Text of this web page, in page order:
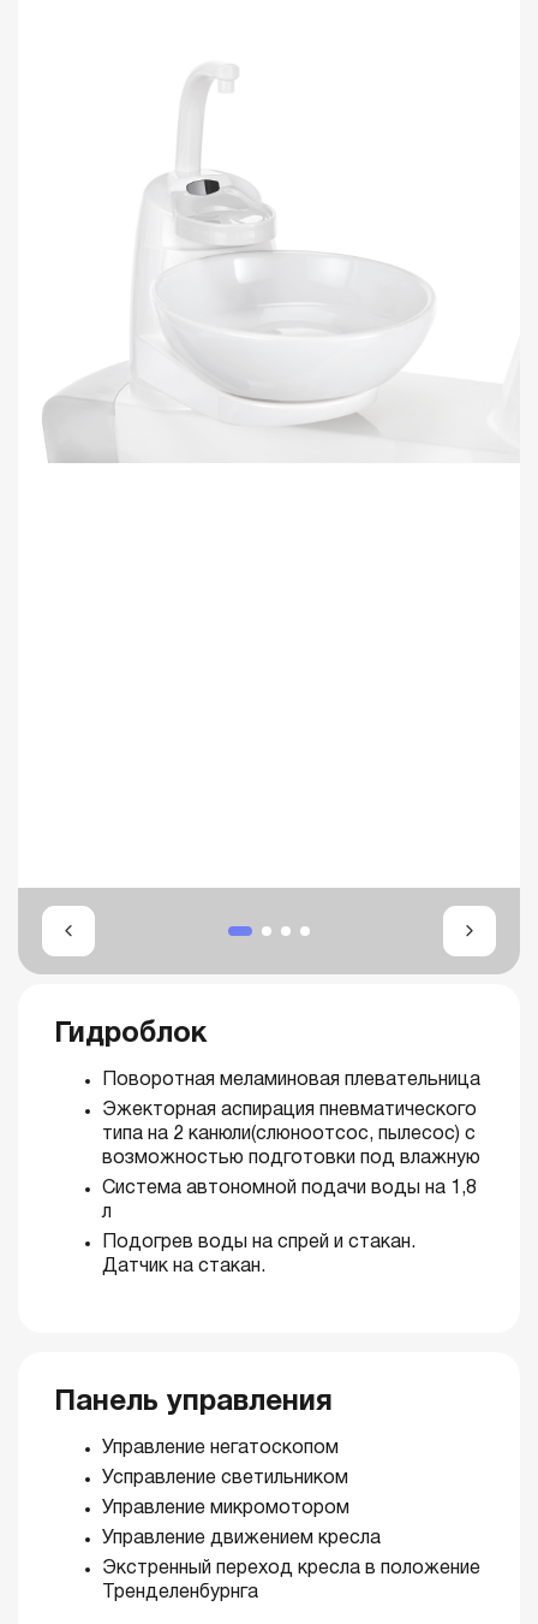
Гидроблок
Поворотная меламиновая плевательница
Эжекторная аспирация пневматического
типа на 2 канюли(слюноотсос, пылесос) с
возможностью подготовки под влажную
Система автономной подачи воды на 1,8
л
Подогрев воды на спрей и стакан.
Датчик на стакан.
Панель управления
Управление негатоскопом
Усправление светильником
Управление микромотором
Управление движением кресла
Экстренный переход кресла в положение
Тренделенбурнга